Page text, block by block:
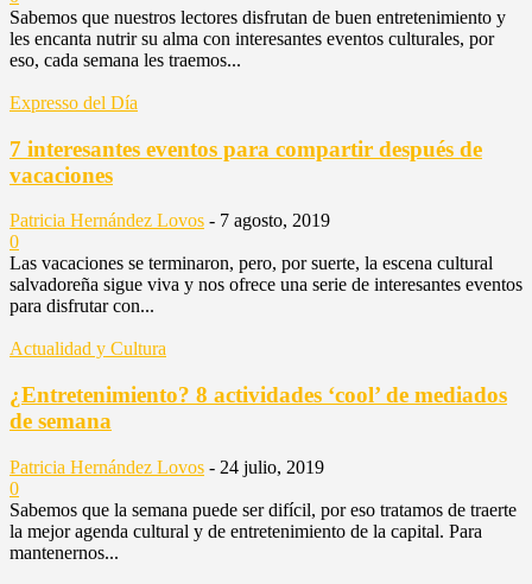
Sabemos que nuestros lectores disfrutan de buen entretenimiento y
les encanta nutrir su alma con interesantes eventos culturales, por
eso, cada semana les traemos...
Expresso del Día
7 interesantes eventos para compartir después de
vacaciones
Patricia Hernández Lovos - 7 agosto, 2019
0
Las vacaciones se terminaron, pero, por suerte, la escena cultural
salvadoreña sigue viva y nos ofrece una serie de interesantes eventos
para disfrutar con...
Actualidad y Cultura
¿Entretenimiento? 8 actividades ‘cool’ de mediados
de semana
Patricia Hernández Lovos - 24 julio, 2019
0
Sabemos que la semana puede ser difícil, por eso tratamos de traerte
la mejor agenda cultural y de entretenimiento de la capital. Para
mantenernos...